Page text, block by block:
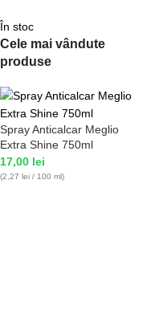
În stoc
Cele mai vândute
produse
Spray Anticalcar Meglio
Extra Shine 750ml
17,00 lei
(2,27 lei / 100 ml)